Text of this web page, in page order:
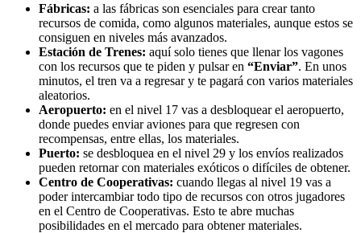
Fábricas: a las fábricas son esenciales para crear tanto
recursos de comida, como algunos materiales, aunque estos se
consiguen en niveles más avanzados.
Estación de Trenes: aquí solo tienes que llenar los vagones
con los recursos que te piden y pulsar en “Enviar”. En unos
minutos, el tren va a regresar y te pagará con varios materiales
aleatorios.
Aeropuerto: en el nivel 17 vas a desbloquear el aeropuerto,
donde puedes enviar aviones para que regresen con
recompensas, entre ellas, los materiales.
Puerto: se desbloquea en el nivel 29 y los envíos realizados
pueden retornar con materiales exóticos o difíciles de obtener.
Centro de Cooperativas: cuando llegas al nivel 19 vas a
poder intercambiar todo tipo de recursos con otros jugadores
en el Centro de Cooperativas. Esto te abre muchas
posibilidades en el mercado para obtener materiales.